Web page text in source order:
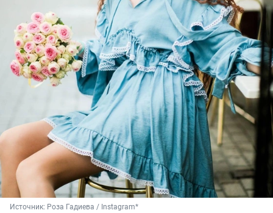
Источник: Роза Гадиева / Instagram*